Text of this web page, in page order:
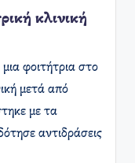
κλινική
φοιτήτρια στο
μετά από
με τα
αντιδράσεις